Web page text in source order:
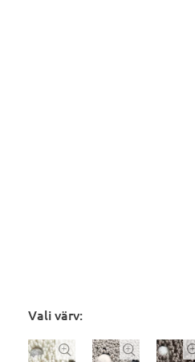
Vali värv:
 